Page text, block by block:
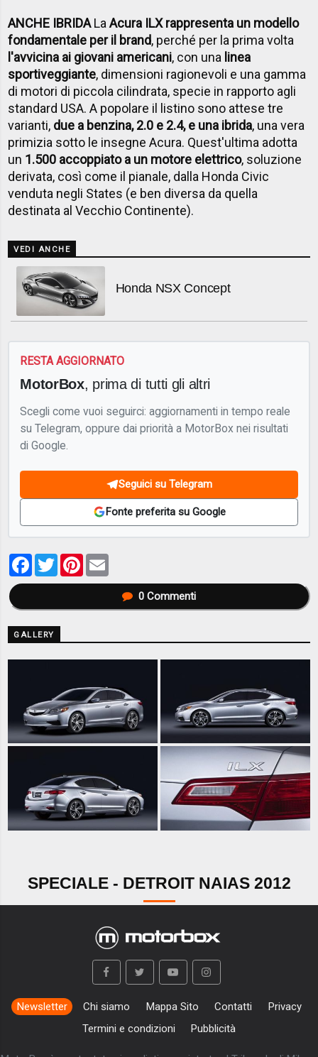
ANCHE IBRIDALaAcura ILX rappresenta un modello
fondamentale per il brand, perché per la prima volta
l'avvicina ai giovani americani, con una linea
sportiveggiante, dimensioni ragionevoli e una gamma
di motori di piccola cilindrata, specie in rapporto agli
standard USA. A popolare il listino sono attese tre
varianti, due a benzina, 2.0 e 2.4, e una ibrida, una vera
primizia sotto le insegne Acura. Quest'ultima adotta
un 1.500 accoppiato a un motore elettrico, soluzione
derivata, così come il pianale, dalla Honda Civic
venduta negli States (e ben diversa da quella
destinata al Vecchio Continente).
VEDI ANCHE
Honda NSX Concept
RESTA AGGIORNATO
MotorBox, prima di tutti gli altri
Scegli come vuoi seguirci: aggiornamenti in tempo reale
su Telegram, oppure dai priorità a MotorBox nei risultati
di Google.
Seguici su Telegram
Fonte preferita su Google
Facebook
TwitterPinterest
0Commenti
GALLERY
SPECIALE - DETROIT NAIAS 2012
Newsletter Chi siamo Mappa Sito Contatti
Privacy
Termini e condizioni
Pubblicità